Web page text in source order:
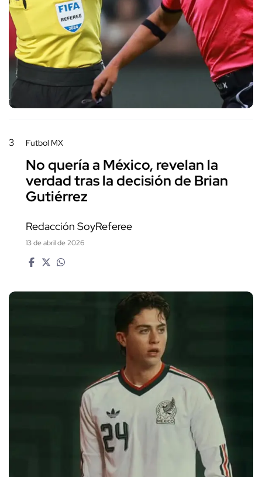
3 Futbol MX
No quería a México, revelan la
verdad tras la decisión de Brian
Gutiérrez
Redacción SoyReferee
13 de abril de 2026